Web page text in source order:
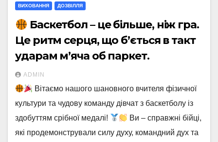
ВИХОВАННЯ ДОЗВІЛЛЯ
Баскетбол – це більше, ніж гра.
Це ритм серця, що б’ється в такт
ударам м’яча об паркет.
ADMIN
Вітаємо нашого шановного вчителя фізичної
культури та чудову команду дівчат з баскетболу із
здобуттям срібної медалі!
Ви – справжні бійці,
які продемонстрували силу духу, командний дух та